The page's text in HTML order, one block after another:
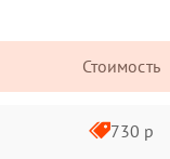
Стоимость
730 р